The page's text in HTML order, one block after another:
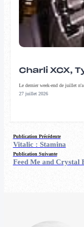
Charli XCX,
Le dernier week-end de juillet
27 juillet 2026
Publication Précédente
Vitalic : Stamina
Publication Suivante
Feed Me and Crystal